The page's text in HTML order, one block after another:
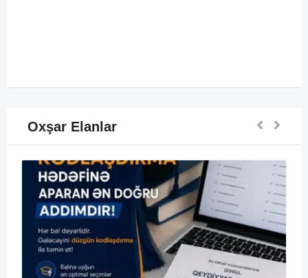
Oxşar Elanlar